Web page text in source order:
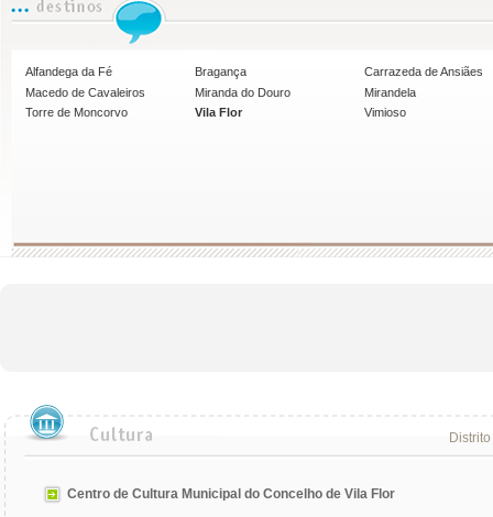
Alfandega da Fé Bragança
Carrazeda de Ansiães
Macedo de Cavaleiros
Miranda do Douro
Mirandela
Torre de Moncorvo
Vila Flor Vimioso
Centro de Cultura Municipal do Concelho de Vila Flor